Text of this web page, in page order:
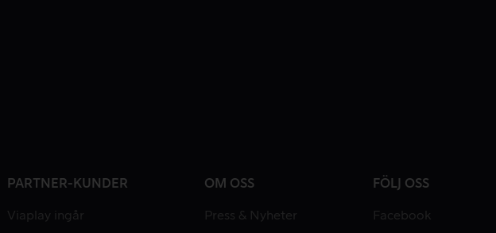
PARTNER-KUNDER
Viaplay ingår
OM OSS
Press & Nyheter
FÖLJ OSS
Facebook